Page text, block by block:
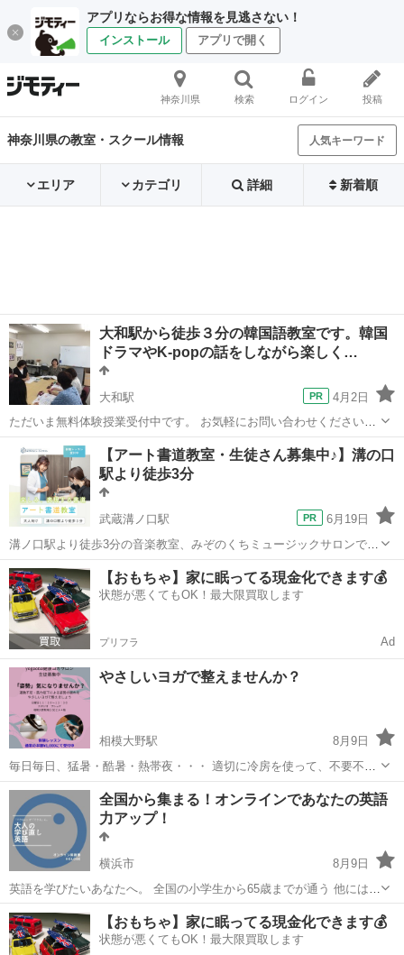
アプリならお得な情報を見逃さない！
インストール アプリで開く
神奈川県 検索 ログイン 投稿
神奈川県の教室・スクール情報 人気キーワード
エリア カテゴリ 詳細 新着順
大和駅から徒歩３分の韓国語教室です。韓国
ドラマやK-popの話をしながら楽しく…
大和駅
4月2日
ただいま無料体験授業受付中です。 お気軽にお問い合わせください。
韓国語を、基礎を固めながら会話表現を中心として学んでいきます。
全くの初心者対象からある程度の期間勉強した経験者対象までいろい
ろなクラスがありま...
神奈川 大和市 大和駅 韓国語 クラス
【アート書道教室・生徒さん募集中♪】溝の口
駅より徒歩3分
武蔵溝ノ口駅
6月19日
溝ノ口駅より徒歩3分の音楽教室、みぞのくちミュージックサロンです
♪ 水曜日・日曜日に開講中の【アート書道教室】では、 体験レッスン
を行なっております。 「楽しく筆が学べる！」と大人気のコースで
す。 是非、...
神奈川 川崎市 武蔵溝ノ口駅 書道 アート
【おもちゃ】家に眠ってる現金化できます💰
状態が悪くてもOK！最大限買取します
プリフラ Ad
やさしいヨガで整えませんか？
相模大野駅
8月9日
毎日毎日、猛暑・酷暑・熱帯夜・・・ 適切に冷房を使って、不要不急
の外出を避けていたら⇒運動不足で身体が重い・糖質過多の食生活 室
内と戸外の温度差で自律神経のバランスも崩れて、夜も眠れない。 そ
んな過...
神奈川 相模原市 相模大野駅 糖質
全国から集まる！オンラインであなたの英語
力アップ！
横浜市
8月9日
英語を学びたいあなたへ。 全国の小学生から65歳までが通う 他にはな
いオンライン英語塾です！ 全国の学生の1/3が利用するような教材の
著者で英語教育で数々の実績を残してきた 英語教育のプロフェッショ
ナ...
神奈川 横浜市 英語 オンライン
【おもちゃ】家に眠ってる現金化できます💰
状態が悪くてもOK！最大限買取します